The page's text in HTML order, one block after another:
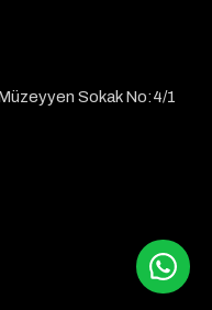
Sokak No:4/1